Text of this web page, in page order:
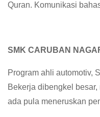
Quran. Komunikasi
SMK CARUBAN
Program ahli automotiv,
Bekerja dibengkel
ada pula meneruskan